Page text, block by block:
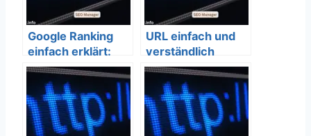
Google Ranking
einfach erklärt:
Der ultimative
SEO-Leitfaden
2026
URL einfach und
verständlich
erklärt – SEO
Bedeutung